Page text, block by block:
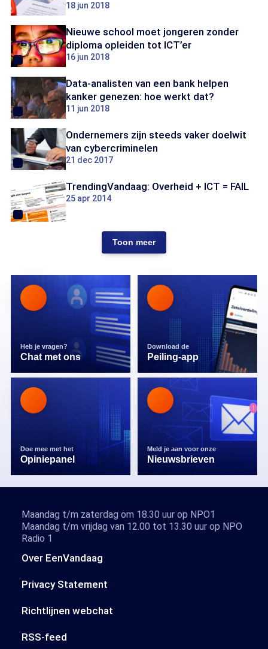
18 jun 2018
Nieuwe school moet jongeren zonder
diploma opleiden tot ICT’er
16 jun 2018
Data-analisten van een bank helpen
kanker genezen: hoe werkt dat?
11 jun 2018
Ondernemers zijn steeds vaker doelwit
van cybercriminelen
21 dec 2017
TrendingVandaag: Overheid + ICT = FAIL
25 apr 2014
Toon meer
Heb je vragen?
Chat met ons
Download de
Peiling-app
Doe mee met het
Opiniepanel
Meld je aan voor onze
Nieuwsbrieven
Over EenVandaag
Privacy Statement
Richtlijnen webchat
RSS-feed
Maandag t/m zaterdag om 18.30 uur op NPO1
Maandag t/m vrijdag van 12.00 tot 13.30 uur op NPO
Radio 1